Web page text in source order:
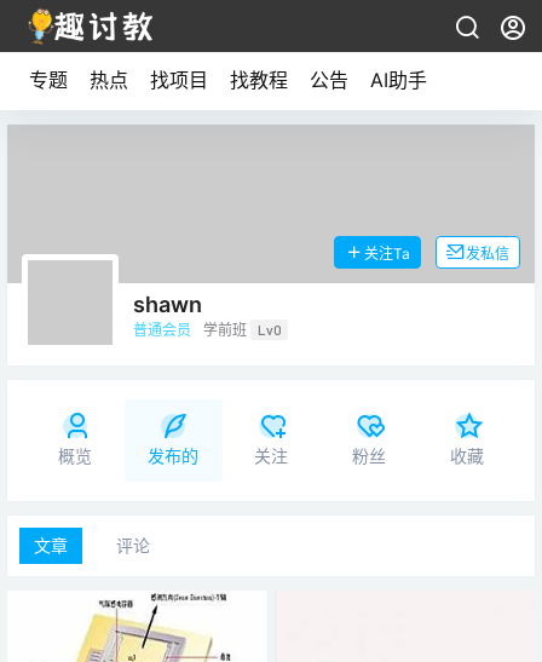
专题 热点 找项目 找教程 公告 AI助手
shawn
普通会员 学前班 Lv0
关注Ta 发私信
概览 发布的 关注 粉丝 收藏
文章 评论